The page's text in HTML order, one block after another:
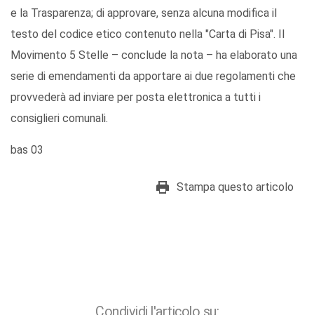
e la Trasparenza; di approvare, senza alcuna modifica il
testo del codice etico contenuto nella "Carta di Pisa". Il
Movimento 5 Stelle – conclude la nota – ha elaborato una
serie di emendamenti da apportare ai due regolamenti che
provvederà ad inviare per posta elettronica a tutti i
consiglieri comunali.
bas 03
Stampa questo articolo